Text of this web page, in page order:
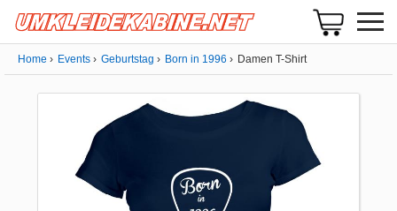
Home Events Geburtstag Born in 1996 Damen T-Shirt